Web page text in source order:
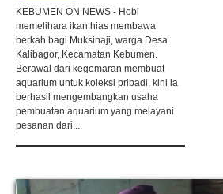
KEBUMEN ON NEWS - Hobi
memelihara ikan hias membawa
berkah bagi Muksinaji, warga Desa
Kalibagor, Kecamatan Kebumen.
Berawal dari kegemaran membuat
aquarium untuk koleksi pribadi, kini ia
berhasil mengembangkan usaha
pembuatan aquarium yang melayani
pesanan dari...